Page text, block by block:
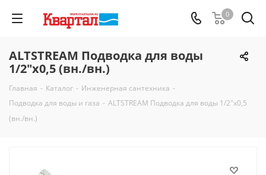
0
ALTSTREAM Подводка для воды
1/2"x0,5 (вн./вн.)
Главная - Каталог - Инженерная сантехника -
Подводка для воды и газа - ALTSTREAM Подводка для воды 1/2"x0,5
(вн./вн.)